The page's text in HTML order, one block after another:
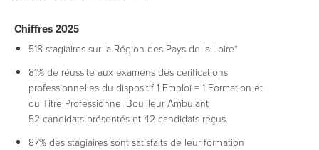
Chiffres 2025
518 stagiaires sur la Région des Pays de la Loire*
81% de réussite aux examens des cerifications
professionnelles du dispositif 1 Emploi = 1 Formation et
du Titre Professionnel Bouilleur Ambulant
52 candidats présentés et 42 candidats reçus.
87% des stagiaires sont satisfaits de leur formation